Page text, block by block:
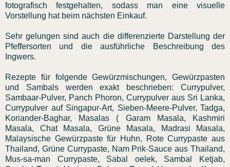
fotografisch festgehalten, sodass man eine visuelle
Vorstellung hat beim nächsten Einkauf.
Sehr gelungen sind auch die differenzierte Darstellung der
Pfeffersorten und die ausführliche Beschreibung des
Ingwers.
Rezepte für folgende Gewürzmischungen, Gewürzpasten
und Sambals werden exakt beschrieben: Currypulver,
Sambaar-Pulver, Panch Phoron, Currypulver aus Sri Lanka,
Currypulver auf Singapur-Art, Sieben-Meere-Pulver, Tadga,
Koriander-Baghar, Masalas ( Garam Masala, Kashmiri
Masala, Chat Masala, Grüne Masala, Madrasi Masala,
Malaysische Gewürzpaste für Huhn, Rote Currypaste aus
Thailand, Grüne Currypaste, Nam Prik-Sauce aus Thailand,
Mus-sa-man Currypaste, Sabal oelek, Sambal Ketjab,